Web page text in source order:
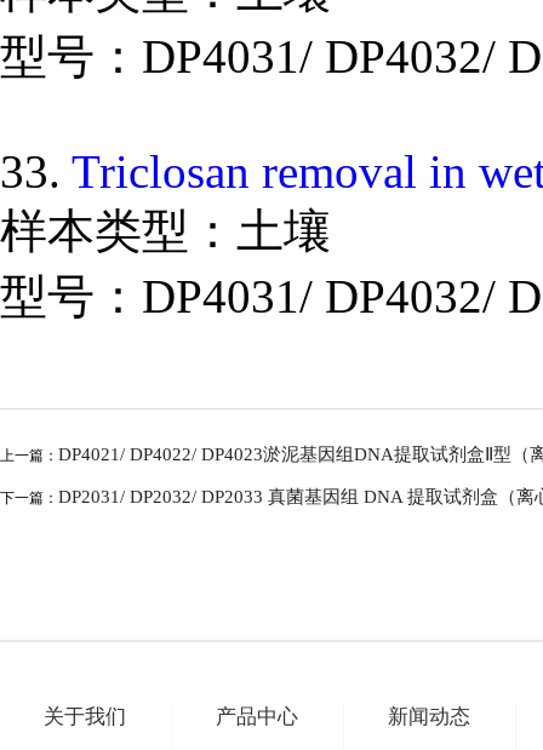
型号：DP4031/ DP4032/
33. Triclosan removal in
样本类型：土壤
型号：DP4031/ DP4032/
上一篇： DP4021/ DP4022/ DP4023淤泥基因组DNA提取试剂盒Ⅱ型（
下一篇： DP2031/ DP2032/ DP2033 真菌基因组 DNA 提取试剂盒（
关于我们 产品中心 新闻动态